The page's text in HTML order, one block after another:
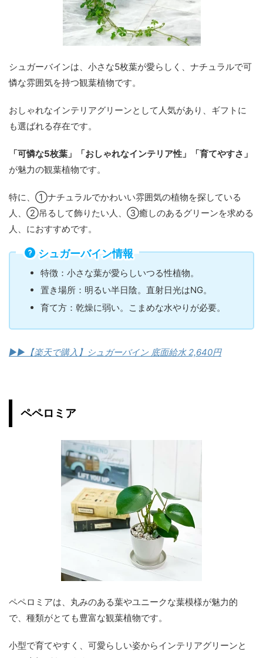
シュガーバインは、小さな5枚葉が愛らしく、ナチュラルで可
憐な雰囲気を持つ観葉植物です。
おしゃれなインテリアグリーンとして人気があり、ギフトに
も選ばれる存在です。
「可憐な5枚葉」「おしゃれなインテリア性」「育てやすさ」
が魅力の観葉植物です。
特に、①ナチュラルでかわいい雰囲気の植物を探している
人、②吊るして飾りたい人、③癒しのあるグリーンを求める
人、におすすめです。
シュガーバイン情報
特徴：小さな葉が愛らしいつる性植物。
置き場所：明るい半日陰。直射日光はNG。
育て方：乾燥に弱い。こまめな水やりが必要。
▶︎▶︎【楽天で購入】シュガーバイン 底面給水 2,640円
ペペロミア
ペペロミアは、丸みのある葉やユニークな葉模様が魅力的
で、種類がとても豊富な観葉植物です。
小型で育てやすく、可愛らしい姿からインテリアグリーンと